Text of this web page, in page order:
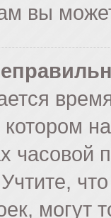
вы
котором
часовой
могут